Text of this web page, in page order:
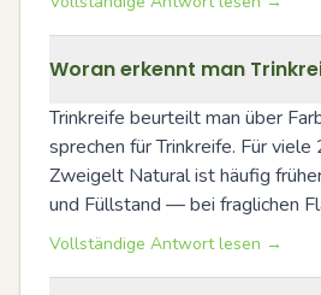
Woran erkennt man
Trinkreife beurteilt man über
sprechen für Trinkreife. Für
Zweigelt Natural ist häufig
und Füllstand — bei fraglichen
Vollständige Antwort lesen →